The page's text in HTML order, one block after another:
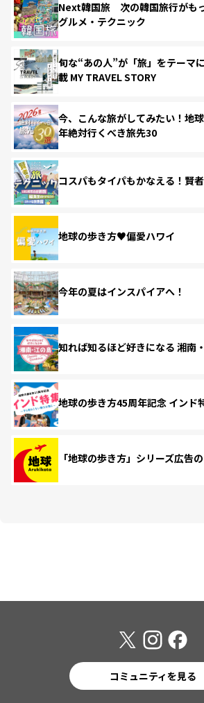
Next韓国旅 次の韓国旅行がも
グルメ・テクニック
旬な“あの人”が「旅」をテーマ
載 MY TRAVEL STORY
今、こんな旅がしてみたい！地
年絶対行くべき旅先30
コスパもタイパもかなえる！賢
地球の歩き方♥偏愛ハワイ
今年の夏はインスパイアへ！
知れば知るほど好きになる 湘南
地球の歩き方45周年記念 インド
「地球の歩き方」シリーズ広告
コミュニティを見る